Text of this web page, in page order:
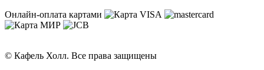
Онлайн-оплата картами
© Кафель Холл. Все права защищены